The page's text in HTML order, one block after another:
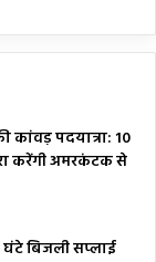
कांवड़ पदयात्रा: 10
करेंगी अमरकंटक से
बिजली सप्लाई